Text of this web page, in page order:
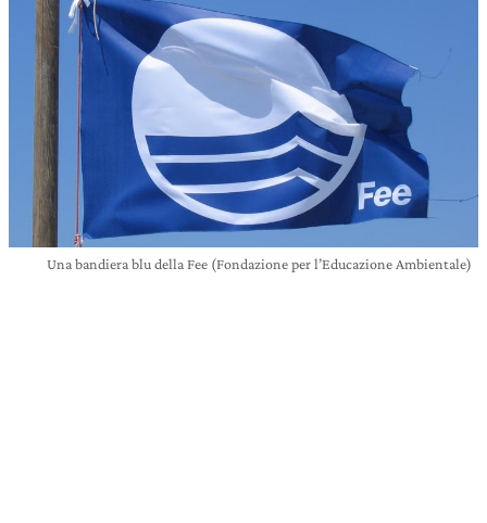
Una bandiera blu della Fee (Fondazione per l’Educazione Ambientale)